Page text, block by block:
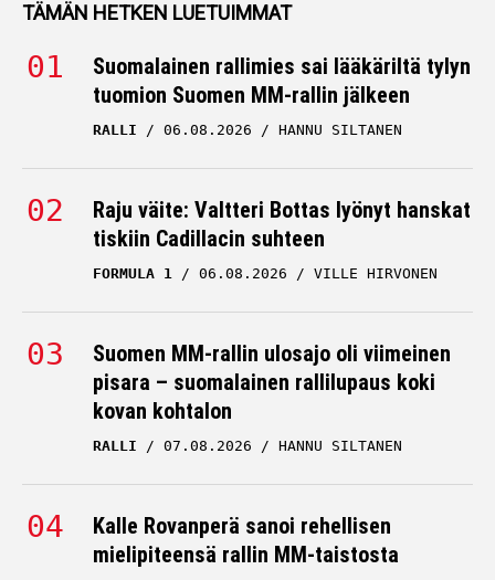
TÄMÄN HETKEN LUETUIMMAT
Suomalainen rallimies sai lääkäriltä tylyn
tuomion Suomen MM-rallin jälkeen
RALLI 06.08.2026 HANNU SILTANEN
Raju väite: Valtteri Bottas lyönyt hanskat
tiskiin Cadillacin suhteen
FORMULA 1 06.08.2026 VILLE HIRVONEN
Suomen MM-rallin ulosajo oli viimeinen
pisara – suomalainen rallilupaus koki
kovan kohtalon
RALLI 07.08.2026 HANNU SILTANEN
Kalle Rovanperä sanoi rehellisen
mielipiteensä rallin MM-taistosta